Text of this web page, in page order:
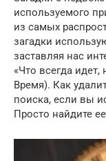
используемого
из самых
загадки
заставляя нас
«Что всегда идет,
Время). Как
поиска, если вы
Просто найдите